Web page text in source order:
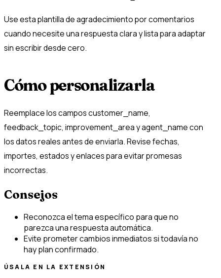
Use esta plantilla de agradecimiento por comentarios
cuando necesite una respuesta clara y lista para adaptar
sin escribir desde cero.
Cómo personalizarla
Reemplace los campos customer_name,
feedback_topic, improvement_area y agent_name con
los datos reales antes de enviarla. Revise fechas,
importes, estados y enlaces para evitar promesas
incorrectas.
Consejos
Reconozca el tema específico para que no
parezca una respuesta automática.
Evite prometer cambios inmediatos si todavía no
hay plan confirmado.
ÚSALA EN LA EXTENSIÓN